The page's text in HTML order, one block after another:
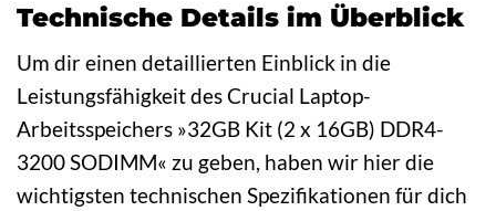
Technische Details im Überblick
Um dir einen detaillierten Einblick in die
Leistungsfähigkeit des Crucial Laptop-
Arbeitsspeichers »32GB Kit (2 x 16GB) DDR4-
3200 SODIMM« zu geben, haben wir hier die
wichtigsten technischen Spezifikationen für dich